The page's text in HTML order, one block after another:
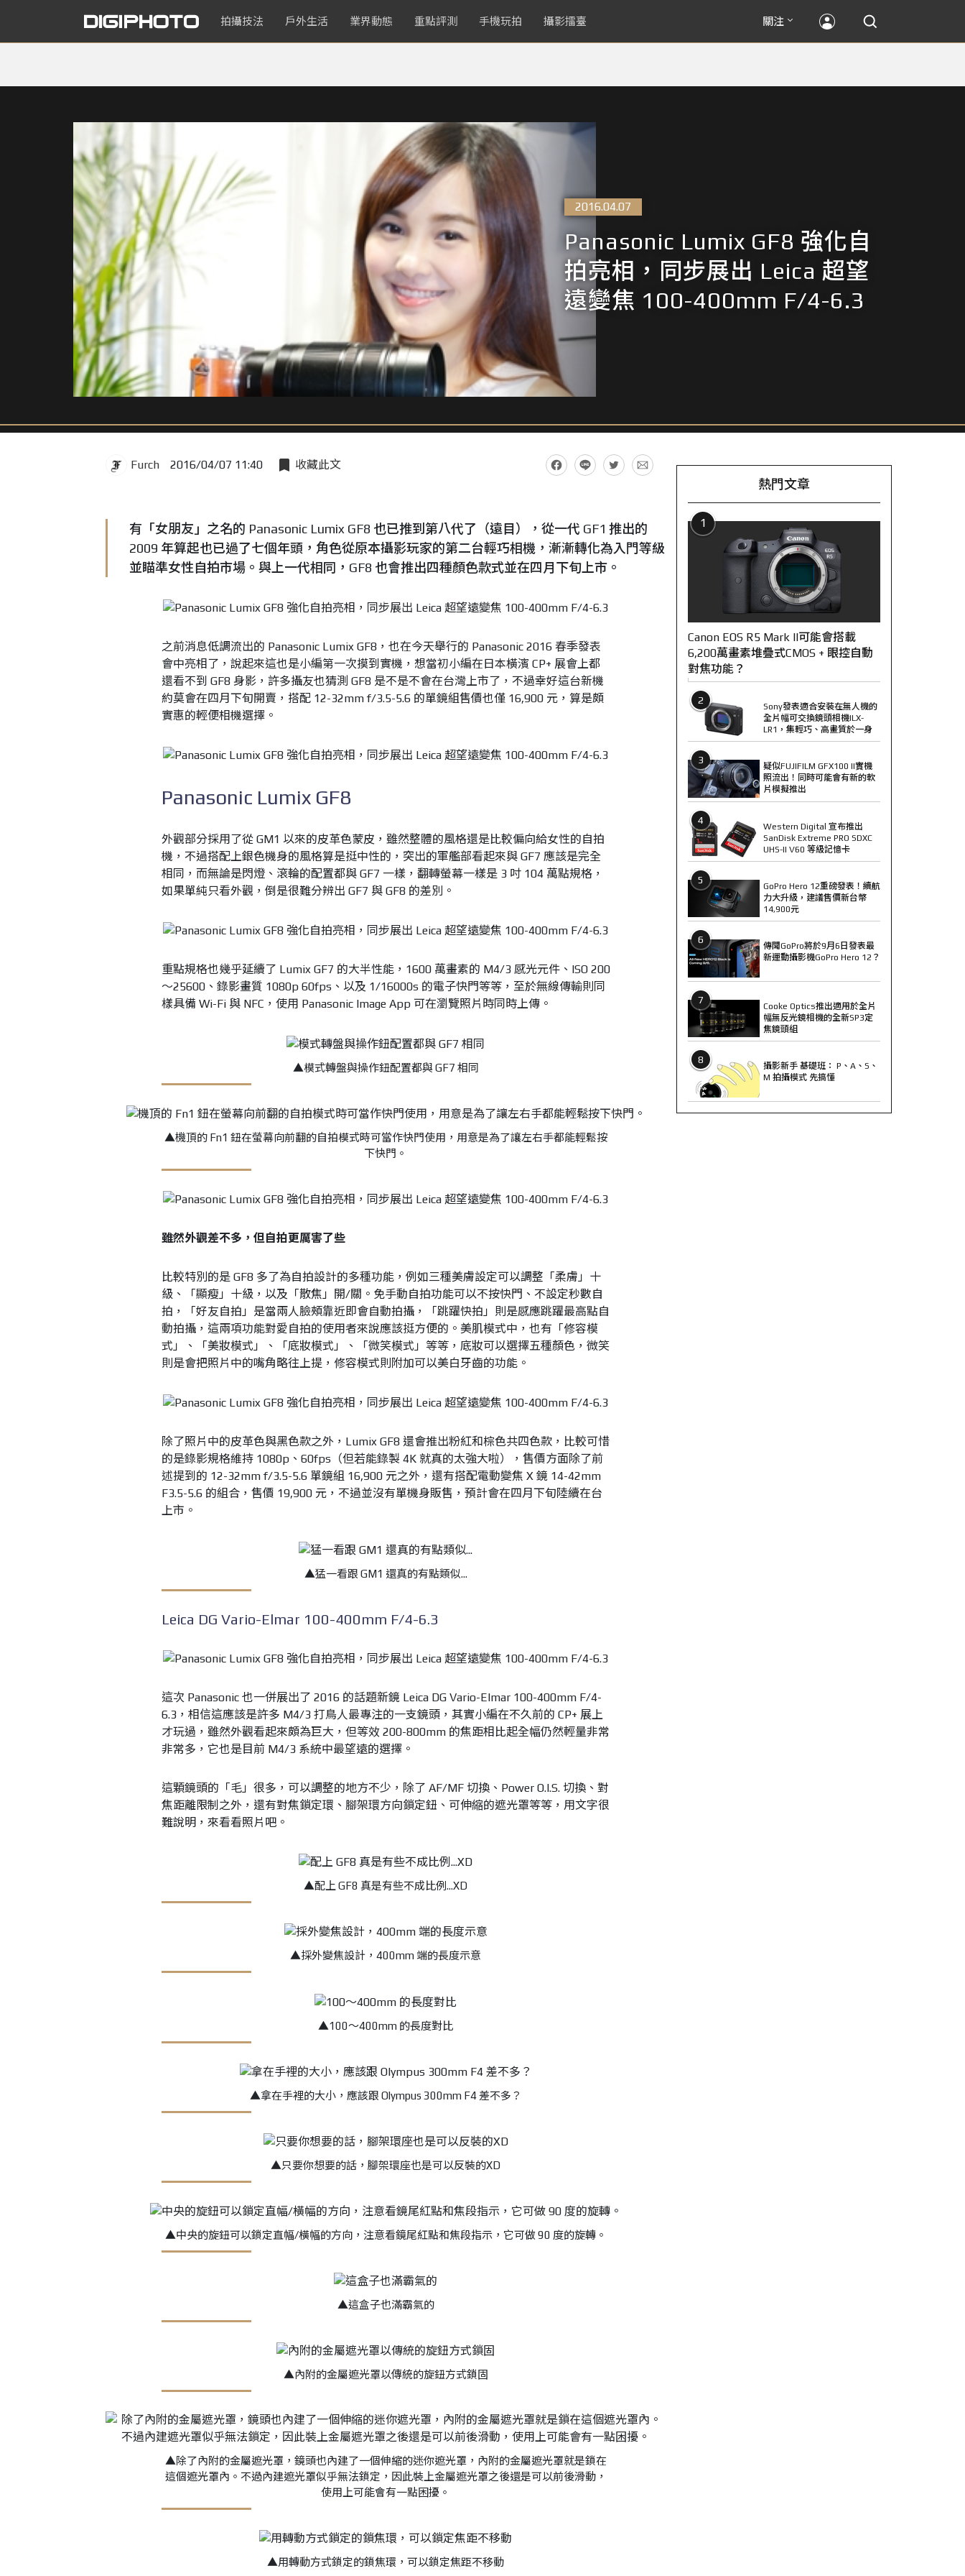
拍攝技法 戶外生活 業界動態 重點評測 手機玩拍 攝影擂臺 關注
2016.04.07
Panasonic Lumix GF8 強化自
拍亮相，同步展出 Leica 超望
遠變焦 100-400mm F/4-6.3
Furch 2016/04/07 11:40 收藏此文
有「女朋友」之名的 Panasonic Lumix GF8 也已推到第八代了（遠目），從一代 GF1 推出的
2009 年算起也已過了七個年頭，角色從原本攝影玩家的第二台輕巧相機，漸漸轉化為入門等級
並瞄準女性自拍市場。與上一代相同，GF8 也會推出四種顏色款式並在四月下旬上市。
之前消息低調流出的 Panasonic Lumix GF8，也在今天舉行的 Panasonic 2016 春季發表
會中亮相了，說起來這也是小編第一次摸到實機，想當初小編在日本橫濱 CP+ 展會上都
還看不到 GF8 身影，許多攝友也猜測 GF8 是不是不會在台灣上市了，不過幸好這台新機
約莫會在四月下旬開賣，搭配 12-32mm f/3.5-5.6 的單鏡組售價也僅 16,900 元，算是頗
實惠的輕便相機選擇。
Panasonic Lumix GF8
外觀部分採用了從 GM1 以來的皮革色蒙皮，雖然整體的風格還是比較偏向給女性的自拍
機，不過搭配上銀色機身的風格算是挺中性的，突出的軍艦部看起來與 GF7 應該是完全
相同，而無論是閃燈、滾輪的配置都與 GF7 一樣，翻轉螢幕一樣是 3 吋 104 萬點規格，
如果單純只看外觀，倒是很難分辨出 GF7 與 GF8 的差別。
重點規格也幾乎延續了 Lumix GF7 的大半性能，1600 萬畫素的 M4/3 感光元件、ISO 200
～25600、錄影畫質 1080p 60fps、以及 1/16000s 的電子快門等等，至於無線傳輸則同
樣具備 Wi-Fi 與 NFC，使用 Panasonic Image App 可在瀏覽照片時同時上傳。
▲模式轉盤與操作鈕配置都與 GF7 相同
▲機頂的 Fn1 鈕在螢幕向前翻的自拍模式時可當作快門使用，用意是為了讓左右手都能輕鬆按
下快門。
雖然外觀差不多，但自拍更厲害了些
比較特別的是 GF8 多了為自拍設計的多種功能，例如三種美膚設定可以調整「柔膚」十
級、「顯瘦」十級，以及「散焦」開/關。免手動自拍功能可以不按快門、不設定秒數自
拍，「好友自拍」是當兩人臉頰靠近即會自動拍攝，「跳躍快拍」則是感應跳躍最高點自
動拍攝，這兩項功能對愛自拍的使用者來說應該挺方便的。美肌模式中，也有「修容模
式」、「美妝模式」、「底妝模式」、「微笑模式」等等，底妝可以選擇五種顏色，微笑
則是會把照片中的嘴角略往上提，修容模式則附加可以美白牙齒的功能。
除了照片中的皮革色與黑色款之外，Lumix GF8 還會推出粉紅和棕色共四色款，比較可惜
的是錄影規格維持 1080p、60fps（但若能錄製 4K 就真的太強大啦），售價方面除了前
述提到的 12-32mm f/3.5-5.6 單鏡組 16,900 元之外，還有搭配電動變焦 X 鏡 14-42mm
F3.5-5.6 的組合，售價 19,900 元，不過並沒有單機身販售，預計會在四月下旬陸續在台
上市。
▲猛一看跟 GM1 還真的有點類似...
Leica DG Vario-Elmar 100-400mm F/4-6.3
這次 Panasonic 也一併展出了 2016 的話題新鏡 Leica DG Vario-Elmar 100-400mm F/4-
6.3，相信這應該是許多 M4/3 打鳥人最專注的一支鏡頭，其實小編在不久前的 CP+ 展上
才玩過，雖然外觀看起來頗為巨大，但等效 200-800mm 的焦距相比起全幅仍然輕量非常
非常多，它也是目前 M4/3 系統中最望遠的選擇。
這顆鏡頭的「毛」很多，可以調整的地方不少，除了 AF/MF 切換、Power O.I.S. 切換、對
焦距離限制之外，還有對焦鎖定環、腳架環方向鎖定鈕、可伸縮的遮光罩等等，用文字很
難說明，來看看照片吧。
▲配上 GF8 真是有些不成比例...XD
▲採外變焦設計，400mm 端的長度示意
▲100～400mm 的長度對比
▲拿在手裡的大小，應該跟 Olympus 300mm F4 差不多？
▲只要你想要的話，腳架環座也是可以反裝的XD
▲中央的旋鈕可以鎖定直幅/橫幅的方向，注意看鏡尾紅點和焦段指示，它可做 90 度的旋轉。
▲這盒子也滿霸氣的
▲內附的金屬遮光罩以傳統的旋鈕方式鎖固
▲除了內附的金屬遮光罩，鏡頭也內建了一個伸縮的迷你遮光罩，內附的金屬遮光罩就是鎖在
這個遮光罩內。不過內建遮光罩似乎無法鎖定，因此裝上金屬遮光罩之後還是可以前後滑動，
使用上可能會有一點困擾。
▲用轉動方式鎖定的鎖焦環，可以鎖定焦距不移動
熱門文章
1
Canon EOS R5 Mark II可能會搭載
6,200萬畫素堆疊式CMOS + 眼控自動
對焦功能？
2
Sony發表適合安裝在無人機的
全片幅可交換鏡頭相機ILX-
LR1，集輕巧、高畫質於一身
3
疑似FUJIFILM GFX100 II實機
照流出！同時可能會有新的軟
片模擬推出
4
Western Digital 宣布推出
SanDisk Extreme PRO SDXC
UHS-II V60 等級記憶卡
5
GoPro Hero 12重磅發表！續航
力大升級，建議售價新台幣
14,900元
6
傳聞GoPro將於9月6日發表最
新運動攝影機GoPro Hero 12？
7
Cooke Optics推出適用於全片
幅無反光鏡相機的全新SP3定
焦鏡頭組
8
攝影新手 基礎班： P、A、S、
M 拍攝模式 先搞懂